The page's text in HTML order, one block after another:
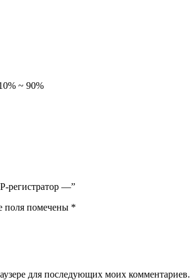
~ 90%
регистратор —”
поля помечены *
для последующих моих комментариев.